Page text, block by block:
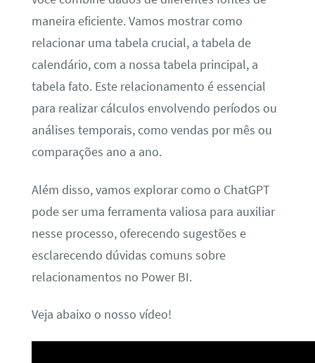
maneira eficiente. Vamos mostrar como
relacionar uma tabela crucial, a tabela de
calendário, com a nossa tabela principal, a
tabela fato. Este relacionamento é essencial
para realizar cálculos envolvendo períodos ou
análises temporais, como vendas por mês ou
comparações ano a ano.
Além disso, vamos explorar como o ChatGPT
pode ser uma ferramenta valiosa para auxiliar
nesse processo, oferecendo sugestões e
esclarecendo dúvidas comuns sobre
relacionamentos no Power BI.
Veja abaixo o nosso vídeo!